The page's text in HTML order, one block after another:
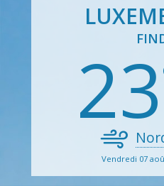
23
Vendredi 07